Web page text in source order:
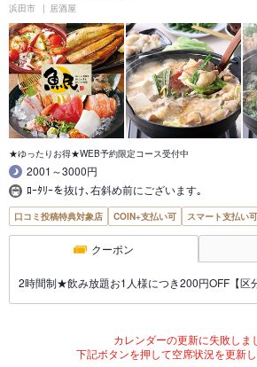
浜田市 居酒屋
★ゆったりお得★WEB予約限定コース受付中
2001～3000円
ﾛｰﾀﾘｰを抜け､右斜め前にございます｡
口コミ投稿特典対象店 COIN+支払い可 スマート支払い可
クーポン
2時間制★飲み放題お1人様につき200円OFF【区
カレンダーの更新に失敗しま
下記ボタンを押して空席状況を更新し